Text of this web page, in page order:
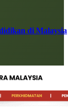
di Malaysia